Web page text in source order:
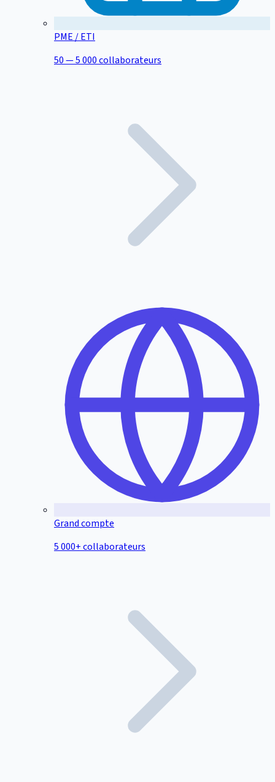
PME / ETI
50 — 5 000 collaborateurs
Grand compte
5 000+ collaborateurs